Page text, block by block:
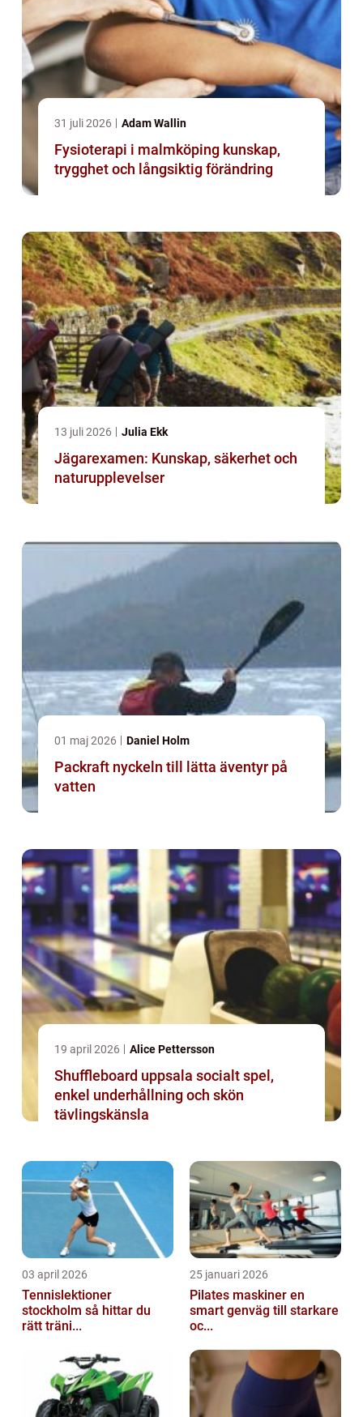
31 juli 2026 Adam Wallin
Fysioterapi i malmköping kunskap,
trygghet och långsiktig förändring
13 juli 2026 Julia Ekk
Jägarexamen: Kunskap, säkerhet och
naturupplevelser
01 maj 2026 Daniel Holm
Packraft nyckeln till lätta äventyr på
vatten
19 april 2026 Alice Pettersson
Shuffleboard uppsala socialt spel,
enkel underhållning och skön
tävlingskänsla
03 april 2026
Tennislektioner
stockholm så hittar du
rätt träni...
25 januari 2026
Pilates maskiner en
smart genväg till starkare
oc...